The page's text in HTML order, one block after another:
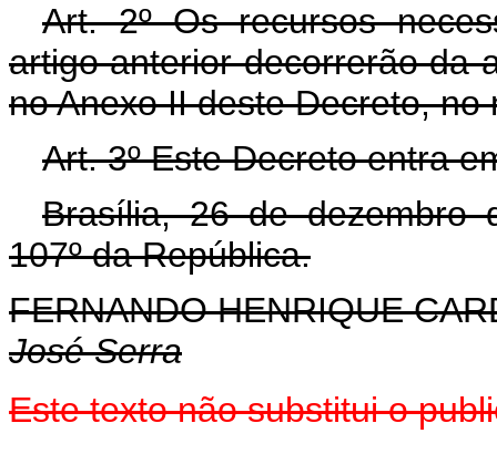
Art. 2º Os recursos
artigo anterior decorrerão da
no Anexo II deste Decreto,
Art. 3º Este Decreto entra
Brasília, 26 de dezembro
107º da República.
FERNANDO HENRIQUE
José Serra
Este texto não substitui o